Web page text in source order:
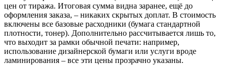
цен от тиража. Итоговая сумма видна заранее, ещё до
оформления заказа, – никаких скрытых доплат. В стоимость
включены все базовые расходники (бумага стандартной
плотности, тонер). Дополнительно рассчитывается лишь то,
что выходит за рамки обычной печати: например,
использование дизайнерской бумаги или услуги вроде
ламинирования – все эти цены прозрачно указаны.